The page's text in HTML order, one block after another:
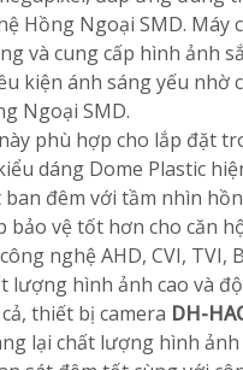
Hồng Ngoại SMD. Máy
và cung cấp hình ảnh
kiện ánh sáng yếu nhờ
Ngoại SMD.
phù hợp cho lắp đặt
dáng Dome Plastic
ban đêm với tầm nhìn
bảo vệ tốt hơn cho căn
nghệ AHD, CVI, TVI,
lượng hình ảnh cao và
thiết bị camera DH-
lại chất lượng hình ảnh